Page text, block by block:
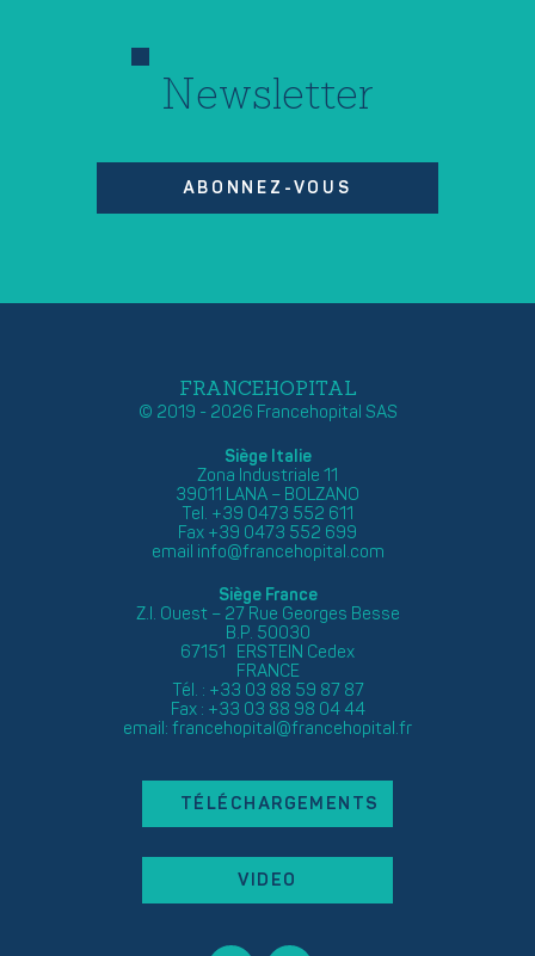
Newsletter
ABONNEZ-VOUS
FRANCEHOPITAL
© 2019 - 2026 Francehopital SAS
Siège Italie
Zona Industriale 11
39011 LANA – BOLZANO
Tel. +39 0473 552 611
Fax +39 0473 552 699
email info@francehopital.com
Siège France
Z.I. Ouest – 27 Rue Georges Besse
B.P. 50030
67151 ERSTEIN Cedex
FRANCE
Tél. : +33 03 88 59 87 87
Fax : +33 03 88 98 04 44
email: francehopital@francehopital.fr
TÉLÉCHARGEMENTS
VIDEO